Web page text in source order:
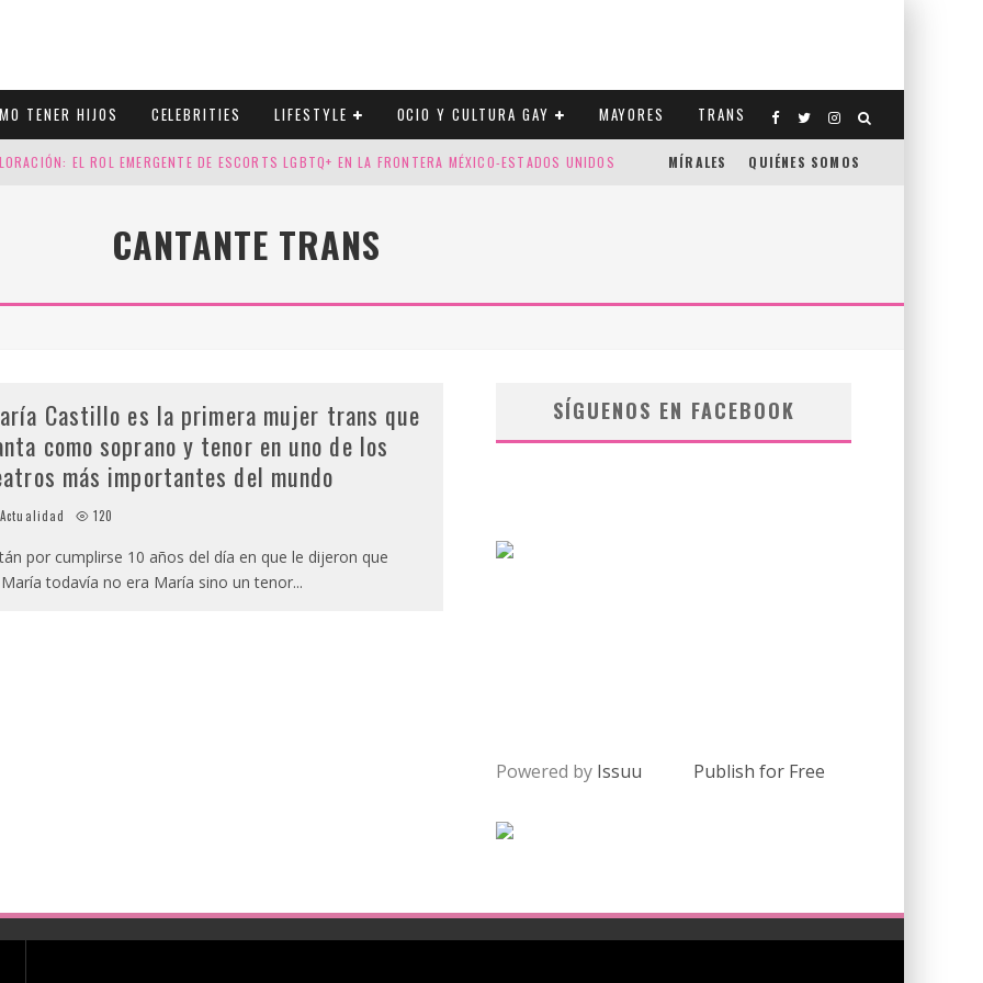
TENER HIJOS CELEBRITIES LIFESTYLE OCIO Y CULTURA GAY MAYORES TRANS
EL ROL EMERGENTE DE ESCORTS LGBTQ+ EN LA FRONTERA MÉXICO-ESTADOS UNIDOS
CUATRO SELLOS QUE HONRAN LA HISTORIA LGTB
MÍRALES QUIÉNES SOMOS
CANTANTE TRANS
Castillo es la primera mujer trans que
como soprano y tenor en uno de los
más importantes del mundo
Actualidad 120
por cumplirse 10 años del día en que le dijeron que
María todavía no era María sino un tenor...
SÍGUENOS EN FACEBOOK
Powered by Issuu Publish for Free